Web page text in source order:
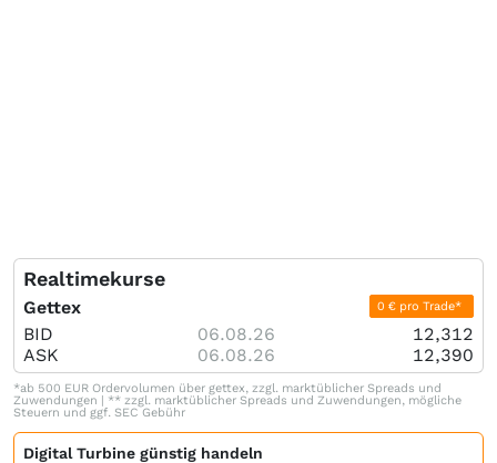
Realtimekurse
Gettex 0 € pro Trade*
BID 06.08.26
12,312
ASK
06.08.26 12,390
*ab 500 EUR Ordervolumen über gettex, zzgl. marktüblicher Spreads und
Zuwendungen | ** zzgl. marktüblicher Spreads und Zuwendungen, mögliche
Steuern und ggf. SEC Gebühr
Digital Turbine günstig handeln